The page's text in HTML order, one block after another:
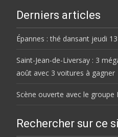
Derniers articles
Épannes : thé dansant jeudi
Saint-Jean-de-Liversay : 3
août avec 3 voitures à gagner
Scène ouverte avec le groupe
Rechercher sur ce